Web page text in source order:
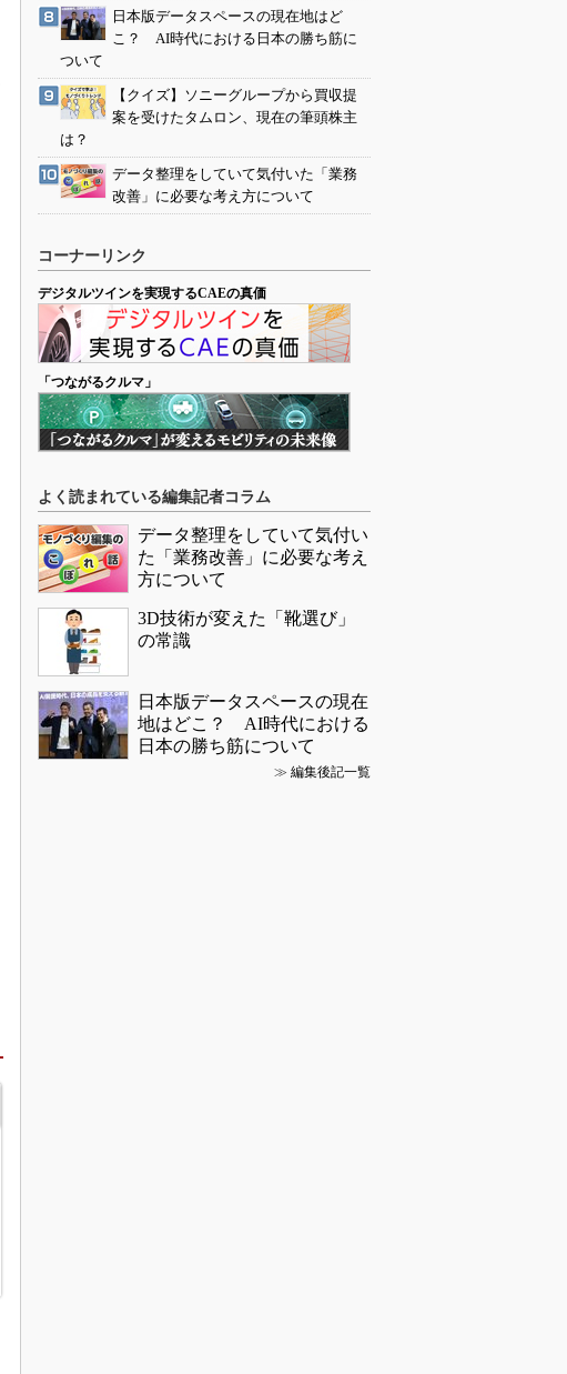
日本版データスペースの現在地はど
こ？ AI時代における日本の勝ち筋に
ついて
【クイズ】ソニーグループから買収提
案を受けたタムロン、現在の筆頭株主
は？
データ整理をしていて気付いた「業務
改善」に必要な考え方について
コーナーリンク
デジタルツインを実現するCAEの真価
「つながるクルマ」
よく読まれている編集記者コラム
データ整理をしていて気付い
た「業務改善」に必要な考え
方について
3D技術が変えた「靴選び」
の常識
日本版データスペースの現在
地はどこ？ AI時代における
日本の勝ち筋について
≫ 編集後記一覧